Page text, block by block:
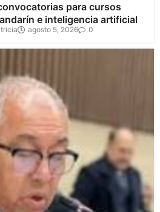
para cursos
e inteligencia artificial
agosto 5, 2026 0